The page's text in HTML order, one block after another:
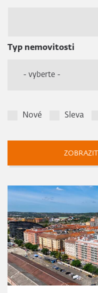
Typ nemovitosti
- vyberte -
Nové Sleva